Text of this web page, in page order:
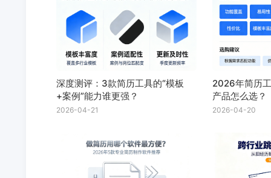
深度测评：3款简历工具的“模板
+案例”能力谁更强？
2026-04-21
2026年简历
产品怎么选？
2026-04-20